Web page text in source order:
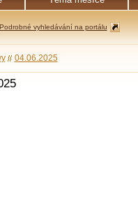
Podrobné vyhledávání na portálu
04.06.2025